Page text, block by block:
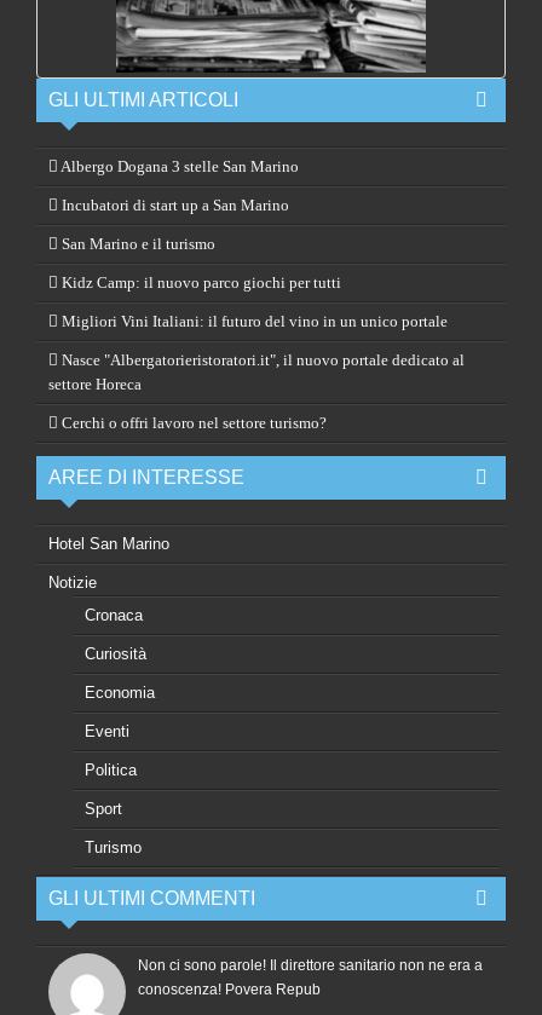
GLI ULTIMI ARTICOLI
Albergo Dogana 3 stelle San Marino
Incubatori di start up a San Marino
San Marino e il turismo
Kidz Camp: il nuovo parco giochi per tutti
Migliori Vini Italiani: il futuro del vino in un unico portale
Nasce "Albergatorieristoratori.it", il nuovo portale dedicato al
settore Horeca
Cerchi o offri lavoro nel settore turismo?
AREE DI INTERESSE
Hotel San Marino
Notizie
Cronaca
Curiosità
Economia
Eventi
Politica
Sport
Turismo
GLI ULTIMI COMMENTI
Non ci sono parole! Il direttore sanitario non ne era a
conoscenza! Povera Repub